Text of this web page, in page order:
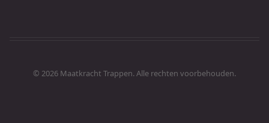
© 2026 Maatkracht Trappen. Alle rechten voorbehouden.